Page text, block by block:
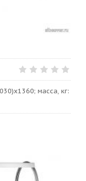
масса, кг: